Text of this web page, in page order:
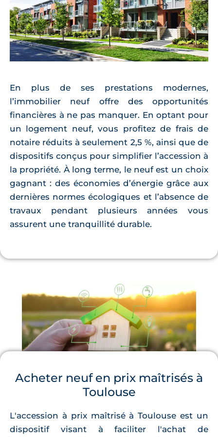
En plus de ses prestations modernes,
l’immobilier neuf offre des opportunités
financières à ne pas manquer. En optant pour
un logement neuf, vous profitez de frais de
notaire réduits à seulement 2,5 %, ainsi que de
dispositifs conçus pour simplifier l’accession à
la propriété. À long terme, le neuf est un choix
gagnant : des économies d’énergie grâce aux
dernières normes écologiques et l’absence de
travaux pendant plusieurs années vous
assurent une tranquillité durable.
Acheter neuf en prix maîtrisés à
Toulouse
L'accession à prix maîtrisé à Toulouse est un
dispositif visant à faciliter l'achat de